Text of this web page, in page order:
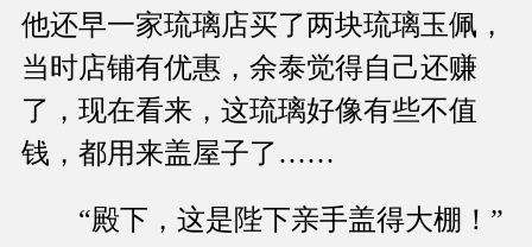
他还早一家琉璃店买了两块琉璃玉佩，
当时店铺有优惠，余泰觉得自己还赚
了，现在看来，这琉璃好像有些不值
钱，都用来盖屋子了……
“殿下，这是陛下亲手盖得大棚！”